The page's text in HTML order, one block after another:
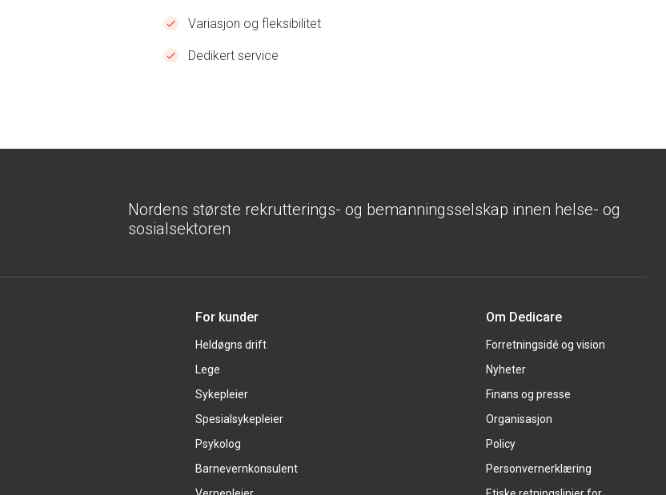
Variasjon og fleksibilitet
Dedikert service
Nordens største rekrutterings- og bemanningsselskap innen helse- og
sosialsektoren
For kunder
Heldøgns drift
Lege
Sykepleier
Spesialsykepleier
Psykolog
Barnevernkonsulent
Om Dedicare
Forretningsidé og vision
Nyheter
Finans og presse
Organisasjon
Policy
Personvernerklæring